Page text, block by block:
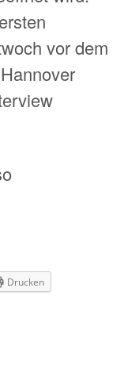
vor dem
Drucken